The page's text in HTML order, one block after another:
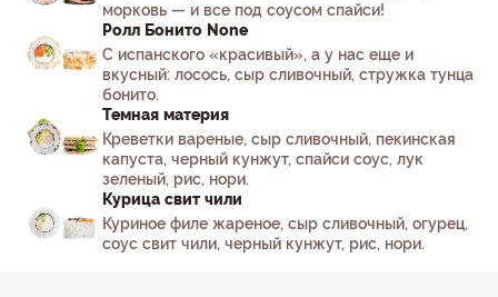
морковь — и все под соусом спайси!
Ролл Бонито None
С испанского «красивый», а у нас еще и
вкусный: лосось, сыр сливочный, стружка тунца
бонито.
Темная материя
Креветки вареные, сыр сливочный, пекинская
капуста, черный кунжут, спайси соус, лук
зеленый, рис, нори.
Курица свит чили
Куриное филе жареное, сыр сливочный, огурец,
соус свит чили, черный кунжут, рис, нори.